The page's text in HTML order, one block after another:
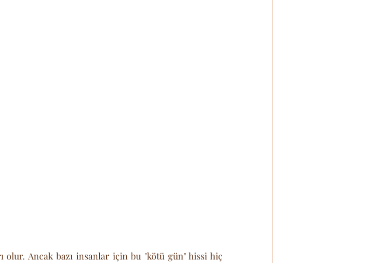
olur. Ancak bazı insanlar için bu "kötü gün" hissi hiç